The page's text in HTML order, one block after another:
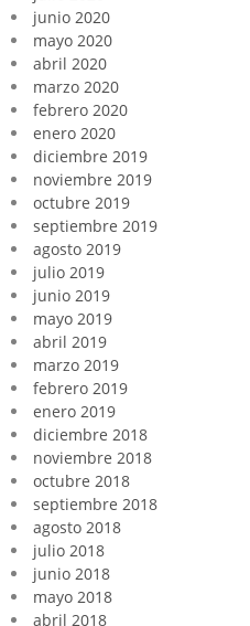
junio 2020
mayo 2020
abril 2020
marzo 2020
febrero 2020
enero 2020
diciembre 2019
noviembre 2019
octubre 2019
septiembre 2019
agosto 2019
julio 2019
junio 2019
mayo 2019
abril 2019
marzo 2019
febrero 2019
enero 2019
diciembre 2018
noviembre 2018
octubre 2018
septiembre 2018
agosto 2018
julio 2018
junio 2018
mayo 2018
abril 2018